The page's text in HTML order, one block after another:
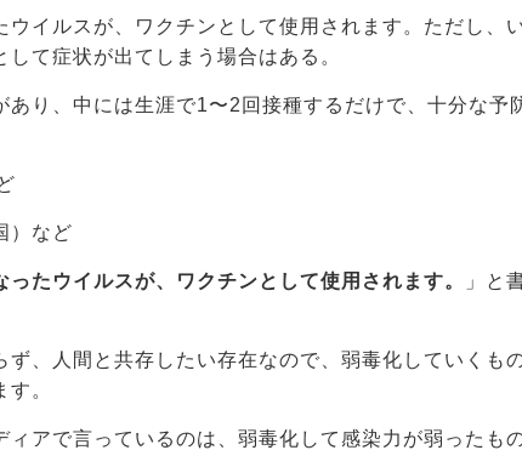
イルスが、ワクチンとして使用されます。ただし、
て症状が出てしまう場合はある。
り、中には生涯で1〜2回接種するだけで、十分な予
）など
たウイルスが、ワクチンとして使用されます。
」と
、人間と共存したい存在なので、弱毒化していくも
。
アで言っているのは、弱毒化して感染力が弱ったもの